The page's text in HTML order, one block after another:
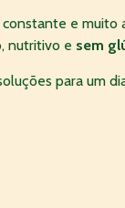
e
nutritivo e sem
para um